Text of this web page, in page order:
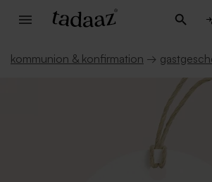
kommunion & konfirmation →